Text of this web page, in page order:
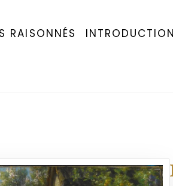
RAISONNÉS INTRODUCTION